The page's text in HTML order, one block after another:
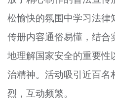
松愉快的氛围中学习法律
传册内容通俗易懂，结
地理解国家安全的重要
治精神。活动吸引近百名
烈，互动频繁。